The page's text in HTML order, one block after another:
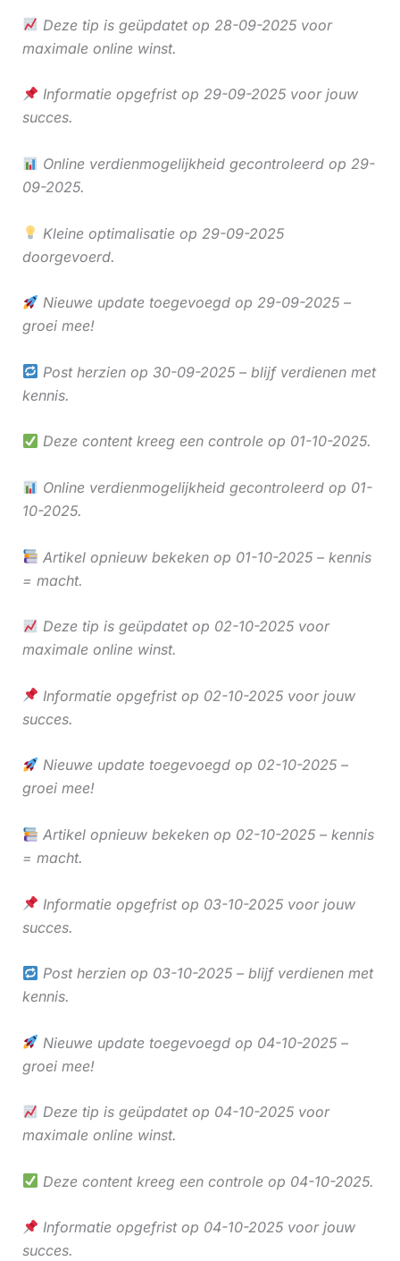
Deze tip is geüpdatet op 28-09-2025 voor
maximale online winst.
Informatie opgefrist op 29-09-2025 voor jouw
succes.
Online verdienmogelijkheid gecontroleerd op 29-
09-2025.
Kleine optimalisatie op 29-09-2025
doorgevoerd.
Nieuwe update toegevoegd op 29-09-2025 –
groei mee!
Post herzien op 30-09-2025 – blijf verdienen met
kennis.
Deze content kreeg een controle op 01-10-2025.
Online verdienmogelijkheid gecontroleerd op 01-
10-2025.
Artikel opnieuw bekeken op 01-10-2025 – kennis
= macht.
Deze tip is geüpdatet op 02-10-2025 voor
maximale online winst.
Informatie opgefrist op 02-10-2025 voor jouw
succes.
Nieuwe update toegevoegd op 02-10-2025 –
groei mee!
Artikel opnieuw bekeken op 02-10-2025 – kennis
= macht.
Informatie opgefrist op 03-10-2025 voor jouw
succes.
Post herzien op 03-10-2025 – blijf verdienen met
kennis.
Nieuwe update toegevoegd op 04-10-2025 –
groei mee!
Deze tip is geüpdatet op 04-10-2025 voor
maximale online winst.
Deze content kreeg een controle op 04-10-2025.
Informatie opgefrist op 04-10-2025 voor jouw
succes.